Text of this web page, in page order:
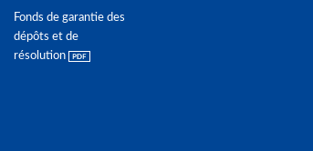
Fonds de garantie des
dépôts et de
résolution